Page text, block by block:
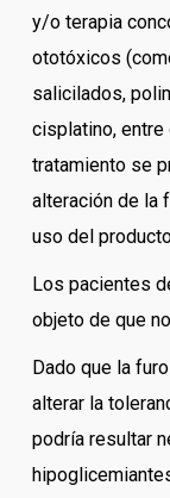
y/o terapia
ototóxicos
salicilados,
cisplatino, entre
tratamiento se
alteración de la
uso del
Los pacientes
objeto de que
Dado que la
alterar la
podría resultar